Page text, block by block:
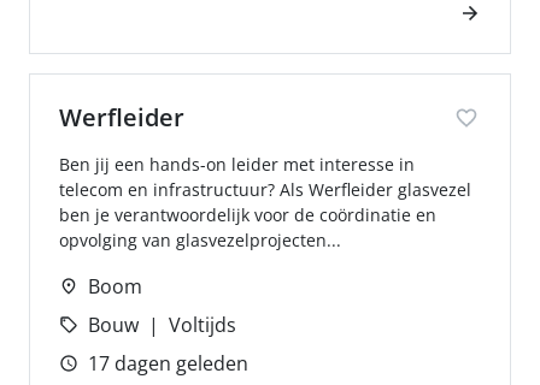
Werfleider
Ben jij een hands-on leider met interesse in
telecom en infrastructuur? Als Werfleider glasvezel
ben je verantwoordelijk voor de coördinatie en
opvolging van glasvezelprojecten...
Boom
Bouw
Voltijds
17 dagen geleden